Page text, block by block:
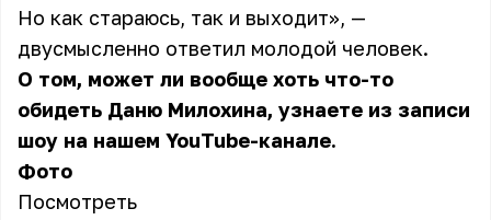
Но как стараюсь, так и выходит», —
двусмысленно ответил молодой человек.
О том, может ли вообще хоть что-то
обидеть Даню Милохина, узнаете из записи
шоу на нашем YouTube-канале.
Фото
Посмотреть